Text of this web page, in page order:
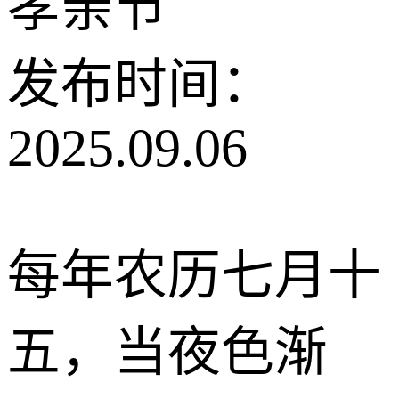
发布时间：
2025.09.06
每年农历七月十
五，当夜色渐